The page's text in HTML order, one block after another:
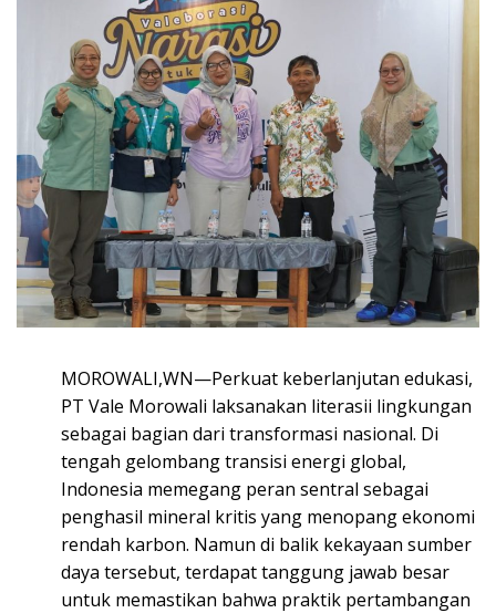
MOROWALI,WN—Perkuat keberlanjutan edukasi,
PT Vale Morowali laksanakan literasii lingkungan
sebagai bagian dari transformasi nasional. Di
tengah gelombang transisi energi global,
Indonesia memegang peran sentral sebagai
penghasil mineral kritis yang menopang ekonomi
rendah karbon. Namun di balik kekayaan sumber
daya tersebut, terdapat tanggung jawab besar
untuk memastikan bahwa praktik pertambangan